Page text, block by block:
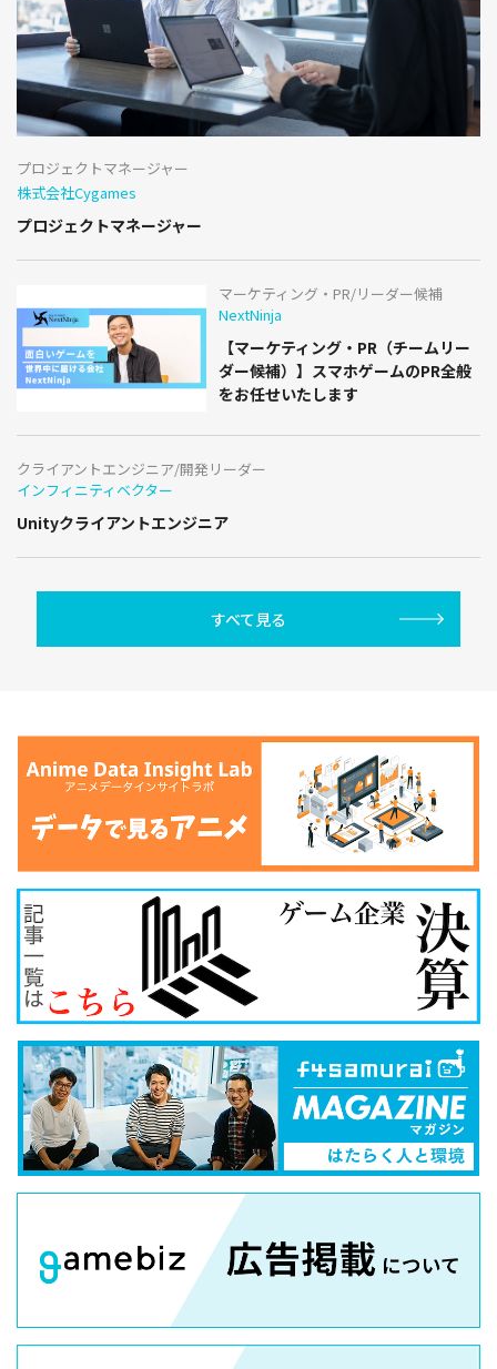
プロジェクトマネージャー
株式会社Cygames
プロジェクトマネージャー
マーケティング・PR/リーダー候補
NextNinja
【マーケティング・PR（チームリー
ダー候補）】スマホゲームのPR全般
をお任せいたします
クライアントエンジニア/開発リーダー
インフィニティベクター
Unityクライアントエンジニア
すべて見る